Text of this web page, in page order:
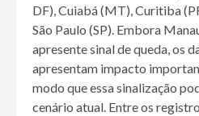
DF), Cuiabá (MT), Curitiba
São Paulo (SP). Embora
apresente sinal de queda, os
apresentam impacto
modo que essa sinalização
cenário atual. Entre os